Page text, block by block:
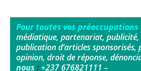
Pour toutes vos préoccupations
médiatique, partenariat,
publication d’articles sponsorisés,
opinion, droit de réponse,
nous : +237 676821111 –